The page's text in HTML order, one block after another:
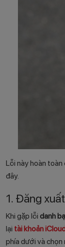
Lỗi này hoàn
đây.
1. Đăng
Khi gặp lỗi danh
lại tài khoản
phía dưới và